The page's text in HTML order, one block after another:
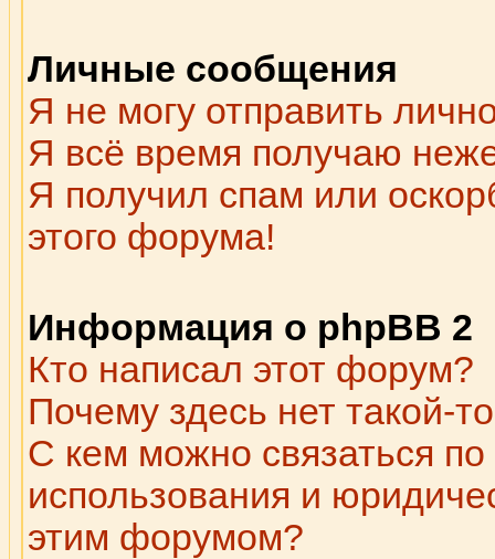
Личные сообщения
Я не могу отправить
Я всё время получаю
Я получил спам или
этого форума!
Информация о phpBB 2
Кто написал этот форум?
Почему здесь нет такой-
С кем можно связаться по
использования и
этим форумом?